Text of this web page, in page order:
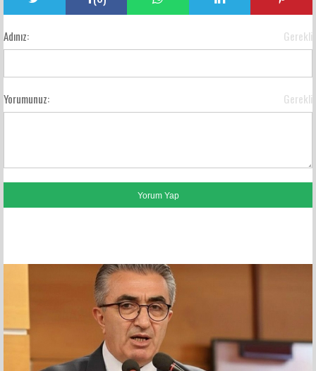
Adınız: Gerekli
Yorumunuz: Gerekli